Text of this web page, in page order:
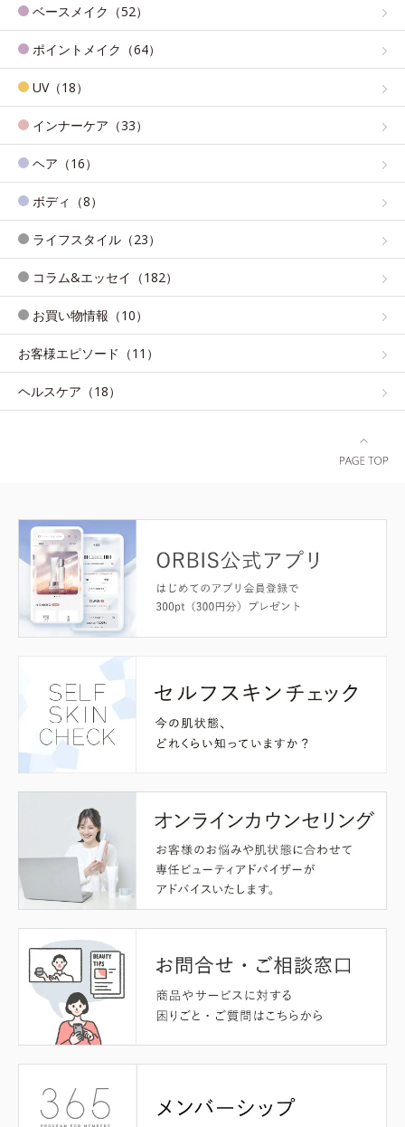
ベースメイク（52）
ポイントメイク（64）
UV（18）
インナーケア（33）
ヘア（16）
ボディ（8）
ライフスタイル（23）
コラム&エッセイ（182）
お買い物情報（10）
お客様エピソード（11）
ヘルスケア（18）